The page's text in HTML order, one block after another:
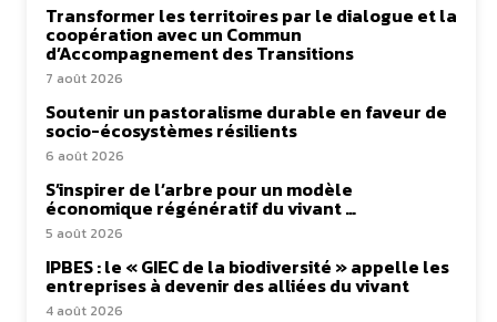
Transformer les territoires par le dialogue et la
coopération avec un Commun
d’Accompagnement des Transitions
7 août 2026
Soutenir un pastoralisme durable en faveur de
socio-écosystèmes résilients
6 août 2026
S’inspirer de l’arbre pour un modèle
économique régénératif du vivant …
5 août 2026
IPBES : le « GIEC de la biodiversité » appelle les
entreprises à devenir des alliées du vivant
4 août 2026